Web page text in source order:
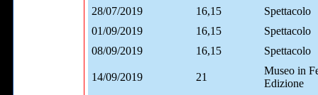
28/07/2019
16,15
Spettacolo
01/09/2019
16,15
Spettacolo
08/09/2019
16,15 Spettacolo
14/09/2019 21
Museo in
Edizione